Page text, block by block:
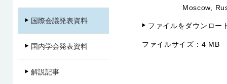
Moscow,
ファイルをダウンロー
ファイルサイズ： 4 MB
国際会議発表資料
国内学会発表資料
解説記事